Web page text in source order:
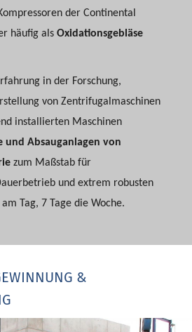
der Continental
häufig als Oxidationsgebläse
in der Forschung,
von Zentrifugalmaschinen
installierten Maschinen
und Absauganlagen von
zum Maßstab für
und extrem robusten
Tag, 7 Tage die Woche.
&